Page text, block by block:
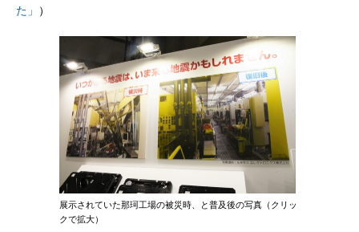
た」
）
展示されていた那珂工場の被災時、と普及後の写真（クリッ
クで拡大）